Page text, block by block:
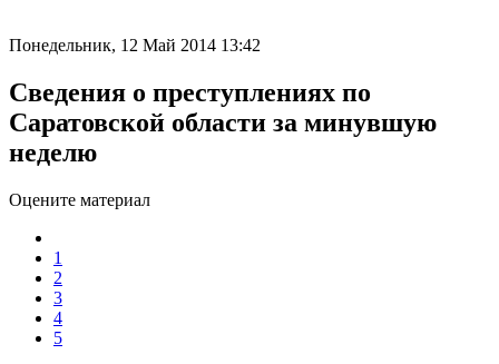
Понедельник, 12 Май 2014 13:42
Сведения о преступлениях по
Саратовской области за минувшую
неделю
Оцените материал
1
2
3
4
5